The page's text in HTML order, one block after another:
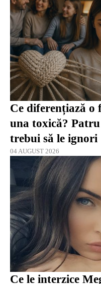
Ce diferențiază o
una toxică?
trebui să le ignori
04 AUGUST 2026
Ce le interzice